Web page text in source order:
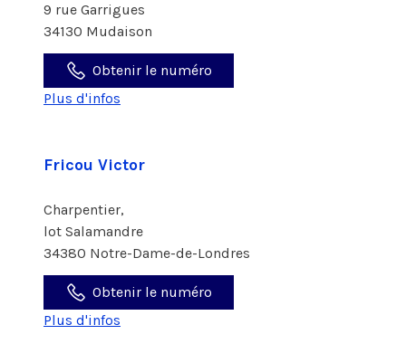
9 rue Garrigues
34130 Mudaison
Obtenir le numéro
Plus d'infos
Fricou Victor
Charpentier,
lot Salamandre
34380 Notre-Dame-de-Londres
Obtenir le numéro
Plus d'infos